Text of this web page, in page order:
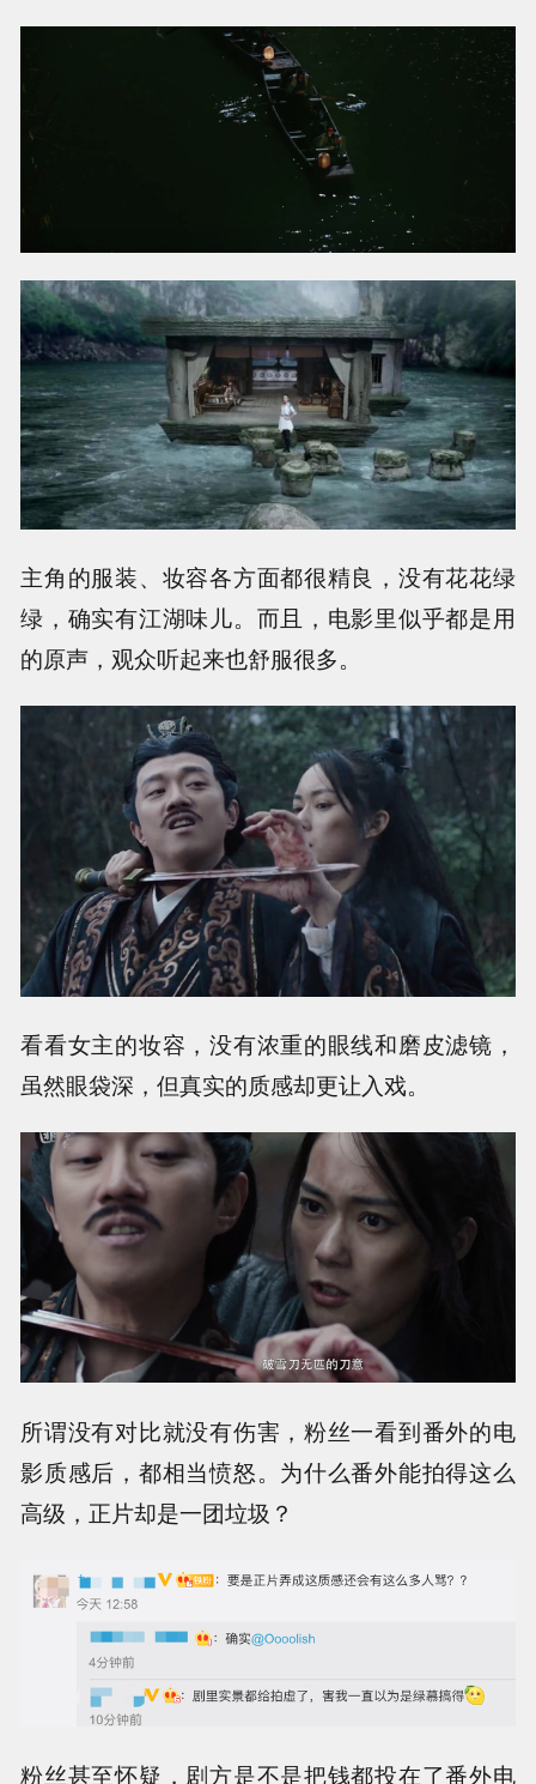
主角的服装、妆容各方面都很精良，没有花花绿
绿，确实有江湖味儿。而且，电影里似乎都是用
的原声，观众听起来也舒服很多。
看看女主的妆容，没有浓重的眼线和磨皮滤镜，
虽然眼袋深，但真实的质感却更让入戏。
所谓没有对比就没有伤害，粉丝一看到番外的电
影质感后，都相当愤怒。为什么番外能拍得这么
高级，正片却是一团垃圾？
粉丝甚至怀疑，剧方是不是把钱都投在了番外电